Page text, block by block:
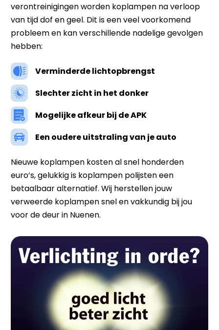
verontreinigingen worden koplampen na verloop
van tijd dof en geel. Dit is een veel voorkomend
probleem en kan verschillende nadelige gevolgen
hebben:
Verminderde lichtopbrengst
Slechter zicht in het donker
Mogelijke afkeur bij de APK
Een oudere uitstraling van je auto
Nieuwe koplampen kosten al snel honderden
euro’s, gelukkig is koplampen polijsten een
betaalbaar alternatief. Wij herstellen jouw
verweerde koplampen snel en vakkundig bij jou
voor de deur in Nuenen.